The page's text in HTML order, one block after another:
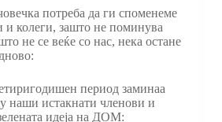
потреба да ги споменеме
и колеги, зашто не поминува
не се веќе со нас, нека остане
период заминаа
наши истакнати членови и
идеја на ДОМ: